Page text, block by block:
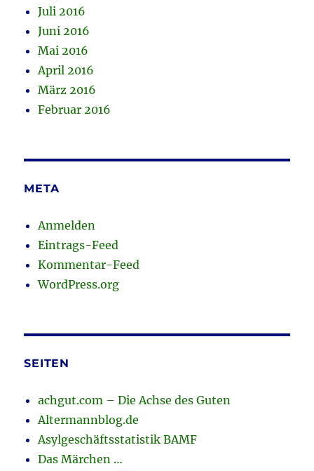
Juli 2016
Juni 2016
Mai 2016
April 2016
März 2016
Februar 2016
META
Anmelden
Eintrags-Feed
Kommentar-Feed
WordPress.org
SEITEN
achgut.com – Die Achse des Guten
Altermannblog.de
Asylgeschäftsstatistik BAMF
Das Märchen …